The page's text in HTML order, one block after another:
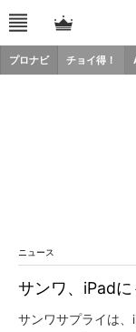
プロナビ チョイ得！
ニュース
サンワ、iPad
サンワサプライは